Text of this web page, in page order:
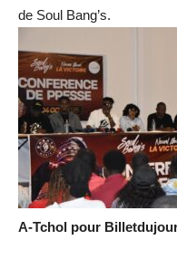
de Soul Bang’s.
A-Tchol pour